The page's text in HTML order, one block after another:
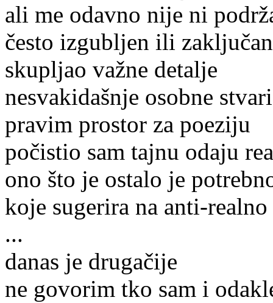
ali me odavno nije ni
često izgubljen ili
skupljao važne detalje
nesvakidašnje osobne
pravim prostor za poeziju
počistio sam tajnu odaju
ono što je ostalo je
koje sugerira na anti-realno
...
danas je drugačije
ne govorim tko sam i